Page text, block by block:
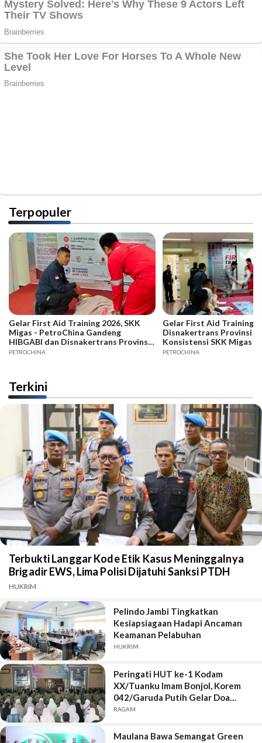
Terpopuler
Gelar First Aid Training 2026, SKK
Migas - PetroChina Gandeng
HIBGABI dan Disnakertrans Provinsi
Jambi
PETROCHINA
Gelar First Aid Training
Disnakertrans Provinsi
Konsistensi SKK Migas -
PETROCHINA
Terkini
Terbukti Langgar Kode Etik Kasus Meninggalnya
Brigadir EWS, Lima Polisi Dijatuhi Sanksi PTDH
HUKRIM
Pelindo Jambi Tingkatkan
Kesiapsiagaan Hadapi Ancaman
Keamanan Pelabuhan
HUKRIM
Peringati HUT ke-1 Kodam
XX/Tuanku Imam Bonjol, Korem
042/Garuda Putih Gelar Doa
Bersama
RAGAM
Maulana Bawa Semangat Green